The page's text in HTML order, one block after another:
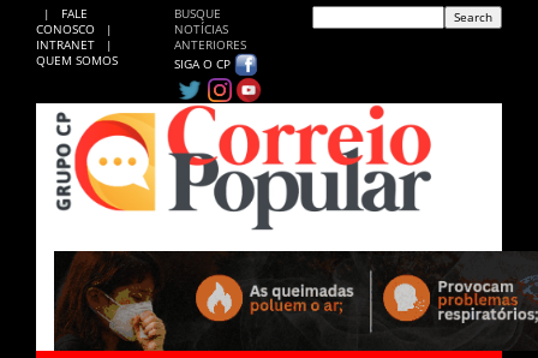
|
FALE
CONOSCO
|
INTRANET
|
QUEM SOMOS
BUSQUE
NOTÍCIAS
ANTERIORES
SIGA O CP